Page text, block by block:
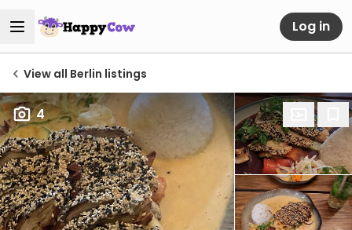
Log in
View all Berlin listings
4